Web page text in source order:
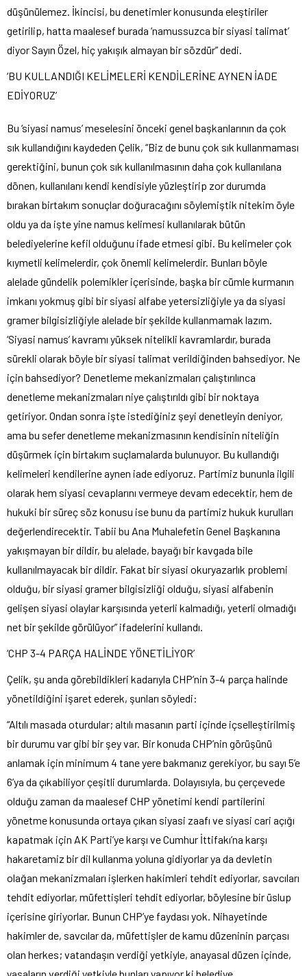
düşünülemez. İkincisi, bu denetimler konusunda eleştiriler
getirilip, hatta maalesef burada ‘namussuzca bir siyasi talimat’
diyor Sayın Özel, hiç yakışık almayan bir sözdür” dedi.
‘BU KULLANDIĞI KELİMELERİ KENDİLERİNE AYNEN İADE
EDİYORUZ’
Bu ‘siyasi namus’ meselesini önceki genel başkanlarının da çok
sık kullandığını kaydeden Çelik, “Biz de bunu çok sık kullanmaması
gerektiğini, bunun çok sık kullanılmasının daha çok kullanılana
dönen, kullanılanı kendi kendisiyle yüzleştirip zor durumda
bırakan birtakım sonuçlar doğuracağını söylemiştik nitekim öyle
oldu ya da işte yine namus kelimesi kullanılarak bütün
belediyelerine kefil olduğunu ifade etmesi gibi. Bu kelimeler çok
kıymetli kelimelerdir, çok önemli kelimelerdir. Bunları böyle
alelade gündelik polemikler içerisinde, başka bir cümle kurmanın
imkanı yokmuş gibi bir siyasi alfabe yetersizliğiyle ya da siyasi
gramer bilgisizliğiyle alelade bir şekilde kullanmamak lazım.
‘Siyasi namus’ kavramı yüksek nitelikli kavramlardır, burada
sürekli olarak böyle bir siyasi talimat verildiğinden bahsediyor. Ne
için bahsediyor? Denetleme mekanizmaları çalıştırılınca
denetleme mekanizmaları niye çalıştırıldı gibi bir noktaya
getiriyor. Ondan sonra işte istediğiniz şeyi denetleyin deniyor,
ama bu sefer denetleme mekanizmasının kendisinin niteliğin
düşürmek için birtakım suçlamalarda bulunuyor. Bu kullandığı
kelimeleri kendilerine aynen iade ediyoruz. Partimiz bununla ilgili
olarak hem siyasi cevaplarını vermeye devam edecektir, hem de
hukuki bir süreç söz konusu ise bunu da partimiz hukuk kurulları
değerlendirecektir. Tabii bu Ana Muhalefetin Genel Başkanına
yakışmayan bir dildir, bu alelade, bayağı bir kavgada bile
kullanılmayacak bir dildir. Fakat bir siyasi okuryazarlık problemi
olduğu, bir siyasi gramer bilgisizliği olduğu, siyasi alfabenin
gelişen siyasi olaylar karşısında yeterli kalmadığı, yeterli olmadığı
net bir şekilde görülüyor” ifadelerini kullandı.
‘CHP 3-4 PARÇA HALİNDE YÖNETİLİYOR’
Çelik, şu anda görebildikleri kadarıyla CHP’nin 3-4 parça halinde
yönetildiğini işaret ederek, şunları söyledi:
“Altılı masada oturdular; altılı masanın parti içinde içselleştirilmiş
bir durumu var gibi bir şey var. Bir konuda CHP’nin görüşünü
anlamak için minimum 4 tane yere bakmanız gerekiyor, bu sayı 5’e
6’ya da çıkabiliyor çeşitli durumlarda. Dolayısıyla, bu çerçevede
olduğu zaman da maalesef CHP yönetimi kendi partilerini
yönetme konusunda ortaya çıkan siyasi zaafı ve siyasi cari açığı
kapatmak için AK Parti’ye karşı ve Cumhur İttifakı’na karşı
hakaretamiz bir dil kullanma yoluna gidiyorlar ya da devletin
olağan mekanizmaları işlerken hakimleri tehdit ediyorlar, savcıları
tehdit ediyorlar, müfettişleri tehdit ediyorlar, böylesine bir üslup
içerisine giriyorlar. Bunun CHP’ye faydası yok. Nihayetinde
hakimler de, savcılar da, müfettişler de kamu düzeninin parçası
olan herkes; vatandaşın verdiği yetkiyle, anayasal düzen içinde,